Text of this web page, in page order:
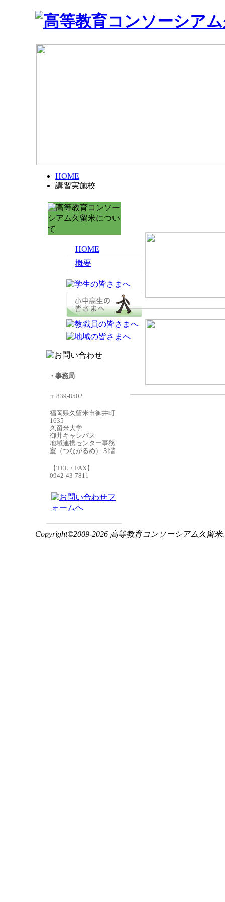
HOME
講習実施校
HOME
概要
・事務局
〒839-8502
福岡県久留米市御井町
1635
久留米大学
御井キャンパス
地域連携センター事務
室（つながるめ）３階
【TEL・FAX】
0942-43-7811
Copyright©2009-2026 高等教育コンソーシアム久留米.